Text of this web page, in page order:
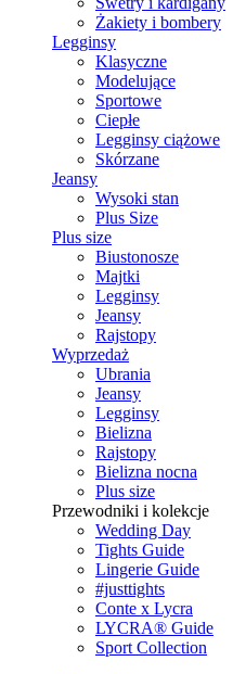
Żakiety i bombery
Legginsy
Klasyczne
Modelujące
Sportowe
Ciepłe
Legginsy ciążowe
Skórzane
Jeansy
Wysoki stan
Plus Size
Plus size
Biustonosze
Majtki
Legginsy
Jeansy
Rajstopy
Wyprzedaż
Ubrania
Jeansy
Legginsy
Bielizna
Rajstopy
Bielizna nocna
Plus size
Przewodniki i kolekcje
Wedding Day
Tights Guide
Lingerie Guide
#justtights
Conte x Lycra
LYCRA® Guide
Sport Сollection